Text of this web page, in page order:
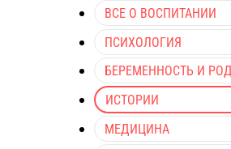
ВСЕ О ВОСПИТАНИИ
ПСИХОЛОГИЯ
БЕРЕМЕННОСТЬ И
ИСТОРИИ
МЕДИЦИНА